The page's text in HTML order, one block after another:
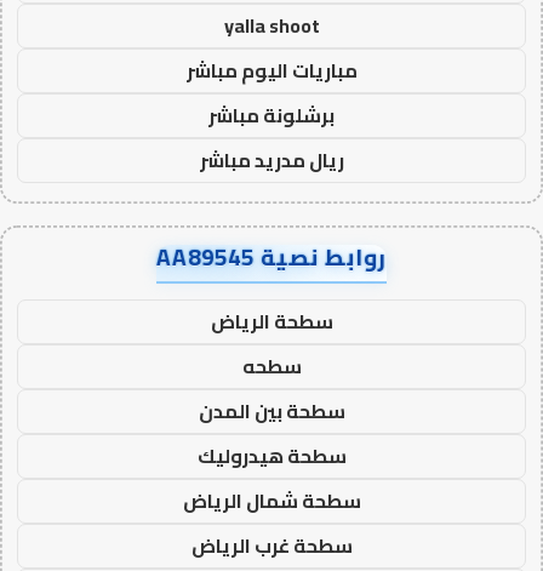
yalla shoot
مباريات اليوم مباشر
برشلونة مباشر
ريال مدريد مباشر
روابط نصية AA89545
سطحة الرياض
سطحه
سطحة بين المدن
سطحة هيدروليك
سطحة شمال الرياض
سطحة غرب الرياض